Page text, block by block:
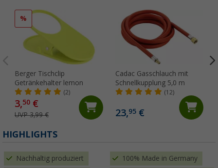
%
Berger Tischclip
Getränkehalter lemon
(2)
3,50 €
UVP 3,99 €
Cadac Gasschlauch mit
Schnellkupplung 5,0 m
(12)
23,95€
HIGHLIGHTS
Nachhaltig produziert 100% Made in Germany